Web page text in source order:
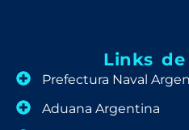
Links
Prefectura Naval
Aduana Argentina